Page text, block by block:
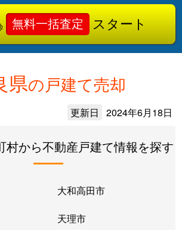
無料一括査定 スタート
県の戸建て売却
更新日 2024年6月18日
村から不動産戸建て情報を探す
大和高田市
天理市